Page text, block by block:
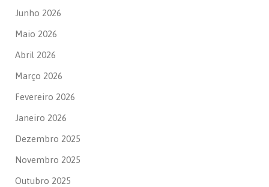
Junho 2026
Maio 2026
Abril 2026
Março 2026
Fevereiro 2026
Janeiro 2026
Dezembro 2025
Novembro 2025
Outubro 2025